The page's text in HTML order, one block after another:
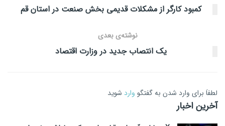
کمبود کارگر از مشکلات قدیمی بخش صنعت در استان قم
نوشته‌ی بعدی
یک انتصاب جدید در وزارت اقتصاد
لطفاَ برای وارد شدن به گفتگو وارد شوید
آخرین اخبار